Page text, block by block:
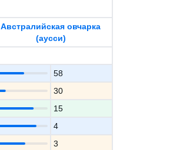
Австралийская овчарка
(аусси)
58
30
15
4
3